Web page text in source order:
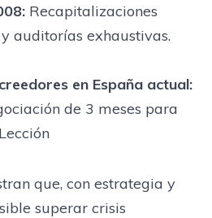
Recapitalizaciones
auditorías exhaustivas.
en España actual:
de 3 meses para
que, con estrategia y
superar crisis